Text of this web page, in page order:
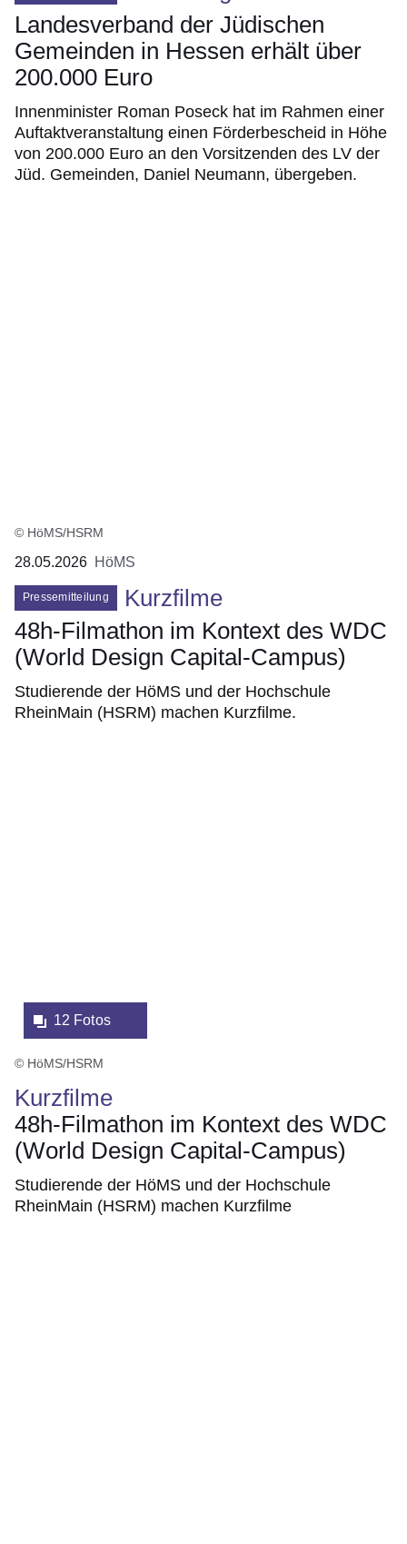
Landesverband der Jüdischen
Gemeinden in Hessen erhält über
200.000 Euro
Innenminister Roman Poseck hat im Rahmen einer
Auftaktveranstaltung einen Förderbescheid in Höhe
von 200.000 Euro an den Vorsitzenden des LV der
Jüd. Gemeinden, Daniel Neumann, übergeben.
© HöMS/HSRM
28.05.2026 HöMS
Pressemitteilung
Kurzfilme
48h-Filmathon im Kontext des WDC
(World Design Capital-Campus)
Studierende der HöMS und der Hochschule
RheinMain (HSRM) machen Kurzfilme.
12 Fotos
© HöMS/HSRM
Kurzfilme
48h-Filmathon im Kontext des WDC
(World Design Capital-Campus)
Studierende der HöMS und der Hochschule
RheinMain (HSRM) machen Kurzfilme